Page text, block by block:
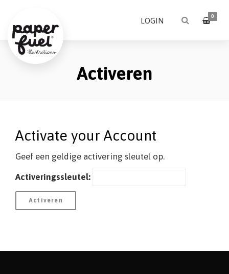
LOGIN 0
Activeren
Activate your Account
Geef een geldige activering sleutel op.
Activeringssleutel: